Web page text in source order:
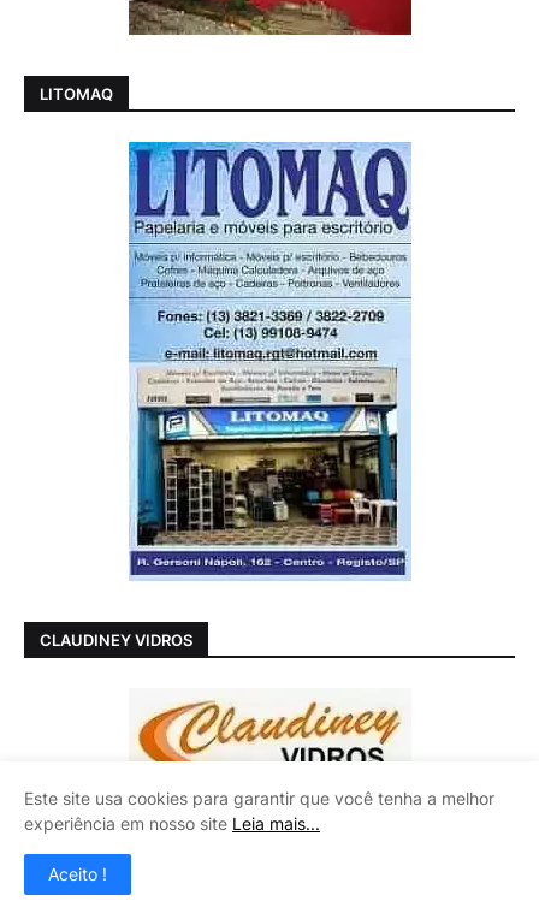
LITOMAQ
CLAUDINEY VIDROS
Este site usa cookies para garantir que você tenha a melhor
experiência em nosso site Leia mais...
Aceito !